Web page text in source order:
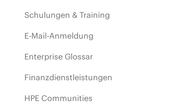
Schulungen & Training
E-Mail-Anmeldung
Enterprise Glossar
Finanzdienstleistungen
HPE Communities